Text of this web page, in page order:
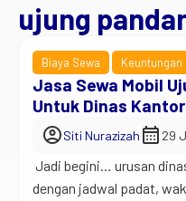
ujung
Biaya Sewa Keuntungan
Jasa Sewa Mobil
Untuk Dinas Kantor
account_circleSiti Nurazizah calendar_month 29
Jadi begini… urusan
dengan jadwal padat,